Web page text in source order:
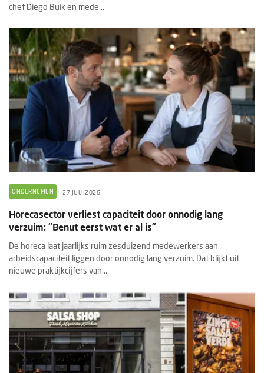
chef Diego Buik en mede...
ONDERNEMEN 27 JULI 2026
Horecasector verliest capaciteit door onnodig lang
verzuim: “Benut eerst wat er al is”
De horeca laat jaarlijks ruim zesduizend medewerkers aan
arbeidscapaciteit liggen door onnodig lang verzuim. Dat blijkt uit
nieuwe praktijkcijfers van...